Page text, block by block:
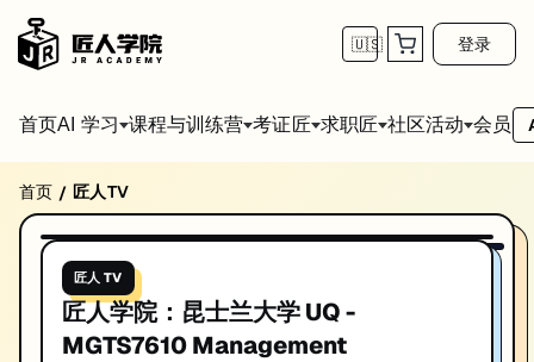
🇺🇸 登录
首页AI 学习 课程与训练营 考证匠 求职匠 社区活动 会员
匠人学院：昆士兰大学 UQ - MGTS7610
匠人学院：昆士兰大学 UQ - MGTS7610 Management
发布日期: 2020/4/2
本视频由匠人学院提供，涵盖IT技术相关知识点，帮助你系统学习和提
首页 / 匠人TV
播放视频
匠人 TV
匠人学院：昆士兰大学 UQ -
MGTS7610 Management